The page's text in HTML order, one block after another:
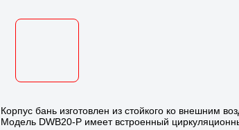
Корпус бань изготовлен из стойкого ко внешним
Модель DWB20-P имеет встроенный